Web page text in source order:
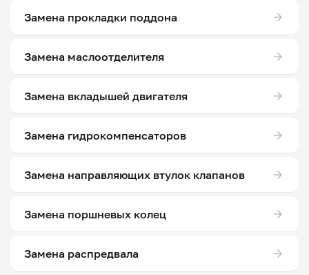
Замена прокладки поддона
Замена маслоотделителя
Замена вкладышей двигателя
Замена гидрокомпенсаторов
Замена направляющих втулок клапанов
Замена поршневых колец
Замена распредвала